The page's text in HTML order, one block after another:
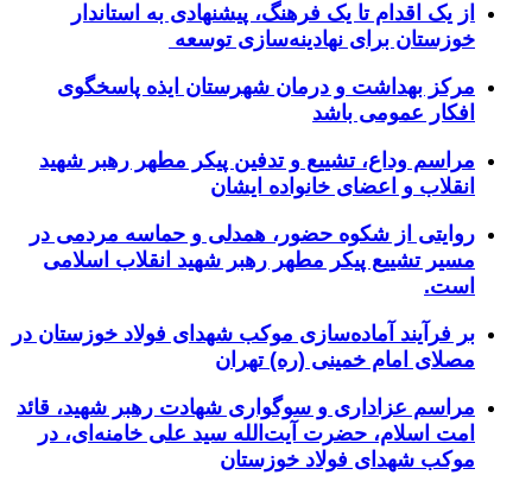
از یک اقدام تا یک فرهنگ، پیشنهادی به استاندار
خوزستان برای نهادینه‌سازی توسعه
مرکز بهداشت و درمان شهرستان ایذه پاسخگوی
افکار عمومی باشد
مراسم وداع، تشییع و تدفین پیکر مطهر رهبر شهید
انقلاب و اعضای خانواده ایشان
روایتی از شکوه حضور، همدلی و حماسه مردمی در
مسیر تشییع پیکر مطهر رهبر شهید انقلاب اسلامی
است.
بر فرآیند آماده‌سازی موکب شهدای فولاد خوزستان در
مصلای امام خمینی (ره) تهران
مراسم عزاداری و سوگواری شهادت رهبر شهید، قائد
امت اسلام، حضرت آیت‌الله سید علی خامنه‌ای، در
موکب شهدای فولاد خوزستان